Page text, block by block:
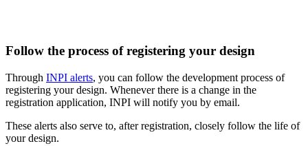
Follow the process of registering your design
Through INPI alerts, you can follow the development process of
registering your design. Whenever there is a change in the
registration application, INPI will notify you by email.
These alerts also serve to, after registration, closely follow the life of
your design.